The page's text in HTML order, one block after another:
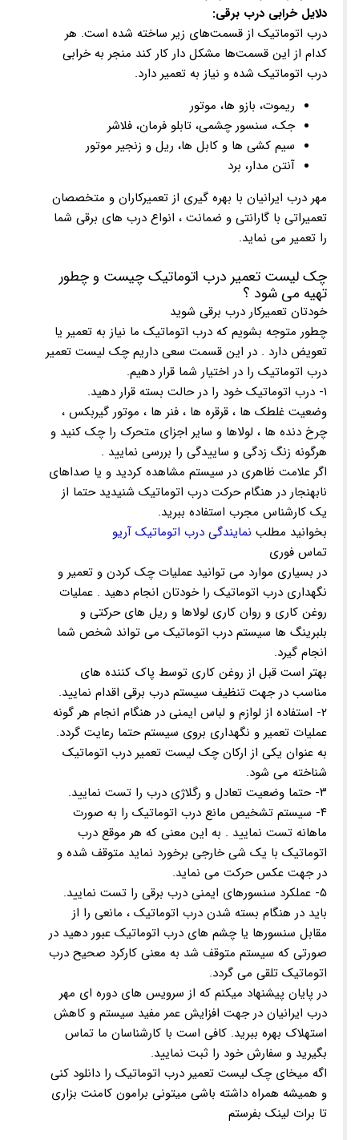
دلایل خرابی درب برقی:
درب اتوماتیک از قسمت‌های زیر ساخته شده است. هر
کدام از این قسمت‌ها مشکل دار کار کند منجر به خرابی
درب اتوماتیک شده و نیاز به تعمیر دارد.
ریموت، بازو ها، موتور
جک، سنسور چشمی، تابلو فرمان، فلاشر
سیم کشی ها و کابل ها، ریل و زنجیر موتور
آنتن مدار، برد
مهر درب ایرانیان با بهره گیری از تعمیرکاران و متخصصان
تعمیراتی با گارانتی و ضمانت ، انواع درب های برقی شما
را تعمیر می نماید.
چک لیست تعمیر درب اتوماتیک چیست و چطور
تهیه می شود ؟
خودتان تعمیرکار درب برقی شوید
چطور متوجه بشویم که درب اتوماتیک ما نیاز به تعمیر یا
تعویض دارد . در این قسمت سعی داریم چک لیست تعمیر
درب اتوماتیک را در اختیار شما قرار دهیم.
۱- درب اتوماتیک خود را در حالت بسته قرار دهید.
وضعیت غلطک ها ، قرقره ها ، فنر ها ، موتور گیربکس ،
چرخ دنده ها ، لولاها و سایر اجزای متحرک را چک کنید و
هرگونه زنگ زدگی و ساییدگی را بررسی نمایید .
اگر علامت ظاهری در سیستم مشاهده کردید و یا صداهای
نابهنجار در هنگام حرکت درب اتوماتیک شنیدید حتما از
یک کارشناس مجرب استفاده ببرید.
بخوانید مطلب نمایندگی درب اتوماتیک آریو
تماس فوری
در بسیاری موارد می توانید عملیات چک کردن و تعمیر و
نگهداری درب اتوماتیک را خودتان انجام دهید . عملیات
روغن کاری و روان کاری لولاها و ریل های حرکتی و
بلبرینگ ها سیستم درب اتوماتیک می تواند شخص شما
انجام گیرد.
بهتر است قبل از روغن کاری توسط پاک کننده های
مناسب در جهت تنظیف سیستم درب برقی اقدام نمایید.
۲- استفاده از لوازم و لباس ایمنی در هنگام انجام هر گونه
عملیات تعمیر و نگهداری بروی سیستم حتما رعایت گردد.
به عنوان یکی از ارکان چک لیست تعمیر درب اتوماتیک
شناخته می شود.
۳- حتما وضعیت تعادل و رگلاژی درب را تست نمایید.
۴- سیستم تشخیص مانع درب اتوماتیک را به صورت
ماهانه تست نمایید . به این معنی که هر موقع درب
اتوماتیک با یک شی خارجی برخورد نماید متوقف شده و
در جهت عکس حرکت می نماید.
۵- عملکرد سنسورهای ایمنی درب برقی را تست نمایید.
باید در هنگام بسته شدن درب اتوماتیک ، مانعی را از
مقابل سنسورها یا چشم های درب اتوماتیک عبور دهید در
صورتی که سیستم متوقف شد به معنی کارکرد صحیح درب
اتوماتیک تلقی می گردد.
در پایان پیشنهاد میکنم که از سرویس های دوره ای مهر
درب ایرانیان در جهت افزایش عمر مفید سیستم و کاهش
استهلاک بهره ببرید. کافی است با کارشناسان ما تماس
بگیرید و سفارش خود را ثبت نمایید.
اگه میخای چک لیست تعمیر درب اتوماتیک را دانلود کنی
و همیشه همراه داشته باشی میتونی برامون کامنت بزاری
تا برات لینک بفرستم